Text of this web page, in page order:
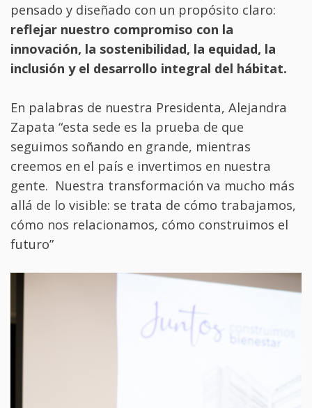
pensado y diseñado con un propósito claro:
reflejar nuestro compromiso con la
innovación, la sostenibilidad, la equidad, la
inclusión y el desarrollo integral del hábitat.
En palabras de nuestra Presidenta, Alejandra
Zapata “esta sede es la prueba de que
seguimos soñando en grande, mientras
creemos en el país e invertimos en nuestra
gente. Nuestra transformación va mucho más
allá de lo visible: se trata de cómo trabajamos,
cómo nos relacionamos, cómo construimos el
futuro”